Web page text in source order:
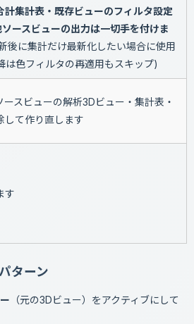
計集計表・既存ビューのフィルタ設定
ースビューの出力は一切手を付けま
後に集計だけ最新化したい場合に使用
は色フィルタの再適用もスキップ)
スビューの解析3Dビュー・集計表・
して作り直します
す
ターン
（元の3Dビュー）をアクティブにして